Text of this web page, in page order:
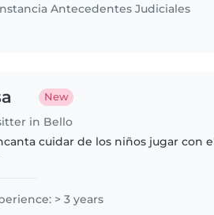
Antecedentes Judiciales
New
in Bello
cuidar de los niños jugar con
> 3 years